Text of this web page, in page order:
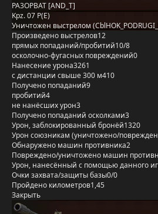
PA3OPBAT [AND_T]
Kpz. 07 P(E)
Уничтожен выстрелом
Произведено выстрелов12
прямых попаданий/пробитий10/8
осколочно-фугасных повреждений0
Нанесение урона3261
с дистанции свыше 300 м410
Получено попаданий9
пробитий4
не нанёсших урон3
Получено попаданий осколками3
Урон, заблокированный бронёй1320
Урон союзникам (уничтожено/
Обнаружено машин противника2
Повреждено/уничтожено машин
Урон, нанесённый с помощью данного
Очки захвата/защиты базы0/0
Пройдено километров1,45
Закрыть